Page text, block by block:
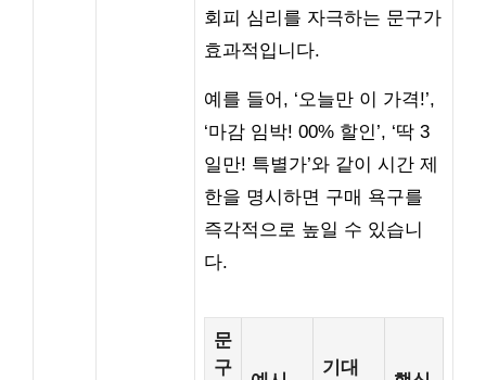
회피 심리를 자극하는 문구가
효과적입니다.
예를 들어, ‘오늘만 이 가격!’,
‘마감 임박! 00% 할인’, ‘딱 3
일만! 특별가’와 같이 시간 제
한을 명시하면 구매 욕구를
즉각적으로 높일 수 있습니
다.
문
구
기대